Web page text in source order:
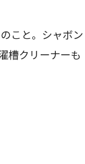
こと。シャボン
槽クリーナーも